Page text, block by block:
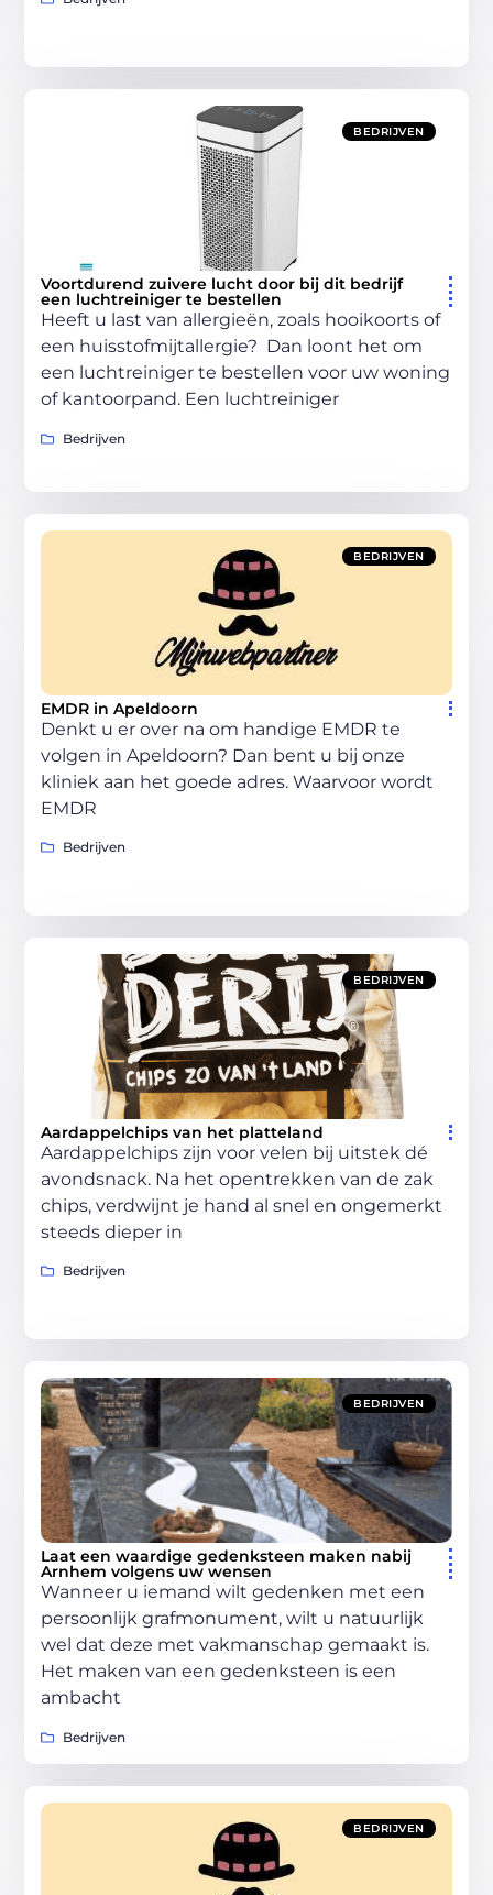
BEDRIJVEN
Voortdurend zuivere lucht door bij dit bedrijf
een luchtreiniger te bestellen
Heeft u last van allergieën, zoals hooikoorts of
een huisstofmijtallergie? Dan loont het om
een luchtreiniger te bestellen voor uw woning
of kantoorpand. Een luchtreiniger
Bedrijven
BEDRIJVEN
EMDR in Apeldoorn
Denkt u er over na om handige EMDR te
volgen in Apeldoorn? Dan bent u bij onze
kliniek aan het goede adres. Waarvoor wordt
EMDR
Bedrijven
BEDRIJVEN
Aardappelchips van het platteland
Aardappelchips zijn voor velen bij uitstek dé
avondsnack. Na het opentrekken van de zak
chips, verdwijnt je hand al snel en ongemerkt
steeds dieper in
Bedrijven
BEDRIJVEN
Laat een waardige gedenksteen maken nabij
Arnhem volgens uw wensen
Wanneer u iemand wilt gedenken met een
persoonlijk grafmonument, wilt u natuurlijk
wel dat deze met vakmanschap gemaakt is.
Het maken van een gedenksteen is een
ambacht
Bedrijven
BEDRIJVEN